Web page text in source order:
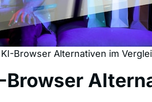
Browser Alternativen im
Browser